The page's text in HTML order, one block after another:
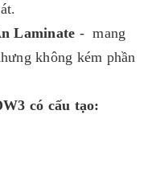
Laminate - mang
không kém phần
có cấu tạo: